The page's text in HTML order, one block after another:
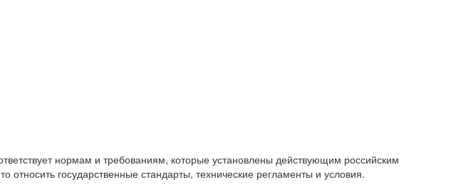
нормам и требованиям, которые установлены действующим российским
государственные стандарты, технические регламенты и условия.